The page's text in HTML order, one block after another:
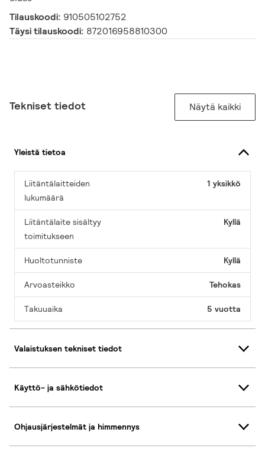
Tilauskoodi: 910505102752
Täysi tilauskoodi: 872016958810300
Tekniset tiedot Näytä kaikki
Yleistä tietoa
Liitäntälaitteiden
lukumäärä
1 yksikkö
Liitäntälaite sisältyy
toimitukseen
Kyllä
Huoltotunniste Kyllä
Arvoasteikko Tehokas
Takuuaika 5 vuotta
Valaistuksen tekniset tiedot
Käyttö- ja sähkötiedot
Ohjausjärjestelmät ja himmennys